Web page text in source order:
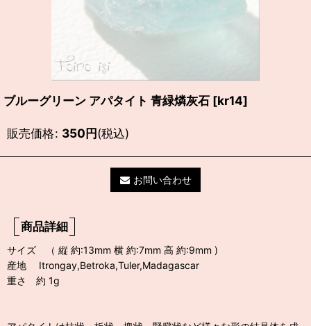
ブルーグリーン アパタイト 青緑燐灰石 [kr14]
販売価格: 350円(税込)
お問い合わせ
商品詳細
サイズ （ 縦 約:13mm 横 約:7mm 高 約:9mm )
産地 Itrongay,Betroka,Tuler,Madagascar
重さ 約 1g